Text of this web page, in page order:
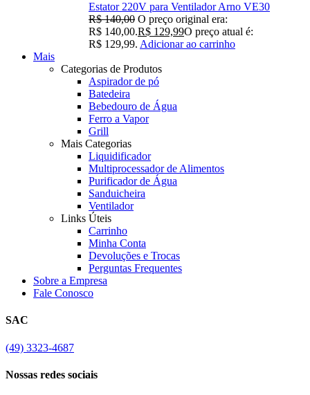
Estator 220V para Ventilador Arno VE30
R$140,00 O preço original era:
R$ 140,00.R$ 129,99O preço atual é:
R$ 129,99. Adicionar ao carrinho
Mais
Categorias de Produtos
Aspirador de pó
Batedeira
Bebedouro de Água
Ferro a Vapor
Grill
Mais Categorias
Liquidificador
Multiprocessador de Alimentos
Purificador de Água
Sanduicheira
Ventilador
Links Úteis
Carrinho
Minha Conta
Devoluções e Trocas
Perguntas Frequentes
Sobre a Empresa
Fale Conosco
SAC
(49) 3323-4687
Nossas redes sociais